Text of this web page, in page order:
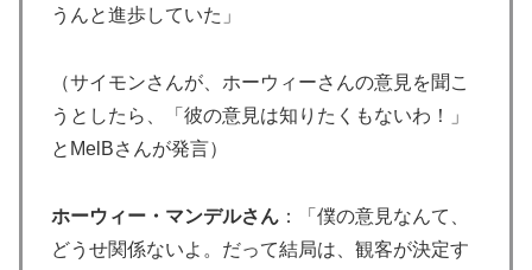
うんと進歩していた」
（サイモンさんが、ホーウィーさんの意見を聞こ
うとしたら、「彼の意見は知りたくもないわ！」
とMelBさんが発言）
ホーウィー・マンデルさん ：「僕の意見なんて、
どうせ関係ないよ。だって結局は、観客が決定す